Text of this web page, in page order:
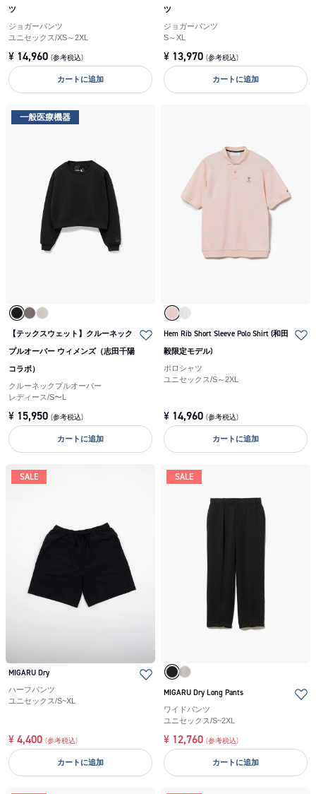
ツ
ジョガーパンツ
ユニセックス/XS～2XL
¥ 14,960 (参考税込)
カートに追加
ツ
ジョガーパンツ
S～XL
¥ 13,970 (参考税込)
カートに追加
一般医療機器
【テックスウェット】クルーネック
プルオーバー ウィメンズ（志田千陽
コラボ）
クルーネックプルオーバー
レディース/S〜L
¥ 15,950 (参考税込)
カートに追加
Hem Rib Short Sleeve Polo Shirt (和田
毅限定モデル)
ポロシャツ
ユニセックス/S～2XL
¥ 14,960 (参考税込)
カートに追加
SALE
MIGARU Dry
ハーフパンツ
ユニセックス/S~XL
¥ 4,400 (参考税込)
カートに追加
SALE
MIGARU Dry Long Pants
ワイドパンツ
ユニセックス/S~2XL
¥ 12,760 (参考税込)
カートに追加